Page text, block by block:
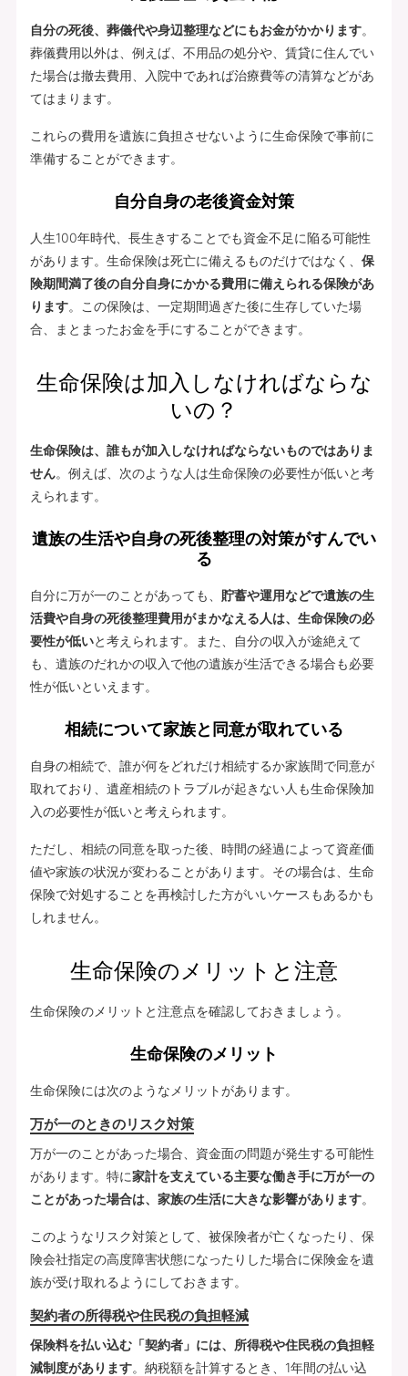
自分の死後、葬儀代や身辺整理などにもお金がかかります。
葬儀費用以外は、例えば、不用品の処分や、賃貸に住んでい
た場合は撤去費用、入院中であれば治療費等の清算などがあ
てはまります。
これらの費用を遺族に負担させないように生命保険で事前に
準備することができます。
自分自身の老後資金対策
人生100年時代、長生きすることでも資金不足に陥る可能性
があります。生命保険は死亡に備えるものだけではなく、 保
険期間満了後の自分自身にかかる費用に備えられる保険があ
ります。この保険は、一定期間過ぎた後に生存していた場
合、まとまったお金を手にすることができます。
生命保険は加入しなければならな
いの？
生命保険は、誰もが加入しなければならないものではありま
せん。例えば、次のような人は生命保険の必要性が低いと考
えられます。
遺族の生活や自身の死後整理の対策がすんでい
る
自分に万が一のことがあっても、 貯蓄や運用などで遺族の生
活費や自身の死後整理費用がまかなえる人は、生命保険の必
要性が低いと考えられます。また、自分の収入が途絶えて
も、遺族のだれかの収入で他の遺族が生活できる場合も必要
性が低いといえます。
相続について家族と同意が取れている
自身の相続で、誰が何をどれだけ相続するか家族間で同意が
取れており、遺産相続のトラブルが起きない人も生命保険加
入の必要性が低いと考えられます。
ただし、相続の同意を取った後、時間の経過によって資産価
値や家族の状況が変わることがあります。その場合は、生命
保険で対処することを再検討した方がいいケースもあるかも
しれません。
生命保険のメリットと注意
生命保険のメリットと注意点を確認しておきましょう。
生命保険のメリット
生命保険には次のようなメリットがあります。
万が一のときのリスク対策
万が一のことがあった場合、資金面の問題が発生する可能性
があります。特に家計を支えている主要な働き手に万が一の
ことがあった場合は、家族の生活に大きな影響があります。
このようなリスク対策として、被保険者が亡くなったり、保
険会社指定の高度障害状態になったりした場合に保険金を遺
族が受け取れるようにしておきます。
契約者の所得税や住民税の負担軽減
保険料を払い込む「契約者」には、所得税や住民税の負担軽
減制度があります。納税額を計算するとき、1年間の払い込